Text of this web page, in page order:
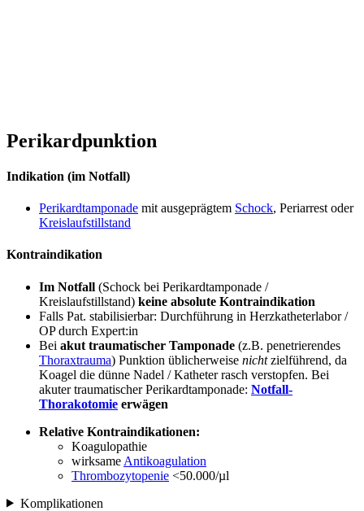
Perikardpunktion
Indikation (im Notfall)
Perikardtamponade mit ausgeprägtem Schock, Periarrest oder
Kreislaufstillstand
Kontraindikation
Im Notfall (Schock bei Perikardtamponade /
Kreislaufstillstand) keine absolute Kontraindikation
Falls Pat. stabilisierbar: Durchführung in Herzkatheterlabor /
OP durch Expert:in
Bei akut traumatischer Tamponade (z.B. penetrierendes
Thoraxtrauma) Punktion üblicherweise nichtzielführend, da
Koagel die dünne Nadel / Katheter rasch verstopfen. Bei
akuter traumatischer Perikardtamponade: Notfall-
Thorakotomie erwägen
Relative Kontraindikationen:
Koagulopathie
wirksame Antikoagulation
Thrombozytopenie <50.000/µl
Komplikationen